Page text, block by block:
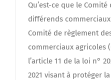
Qu’est-ce que le
différends commerciaux
Comité de règlement
commerciaux agricoles
l’article 11 de la loi n°
2021 visant à protéger